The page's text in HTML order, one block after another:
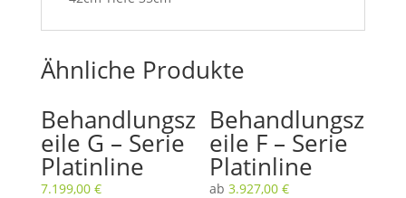
Ähnliche Produkte
Behandlungsz
eile G – Serie
Platinline
7.199,00 €
Behandlungsz
eile F – Serie
Platinline
ab3.927,00€